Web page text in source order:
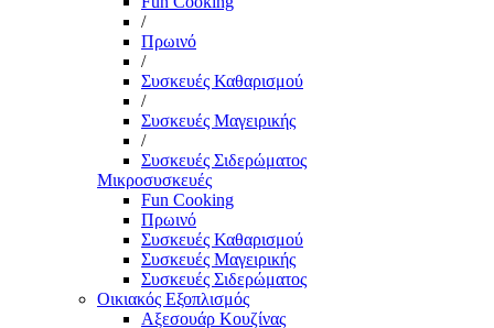
/
Πρωινό
/
Συσκευές Καθαρισμού
/
Συσκευές Μαγειρικής
/
Συσκευές Σιδερώματος
Μικροσυσκευές
Fun Cooking
Πρωινό
Συσκευές Καθαρισμού
Συσκευές Μαγειρικής
Συσκευές Σιδερώματος
Οικιακός Εξοπλισμός
Αξεσουάρ Κουζίνας